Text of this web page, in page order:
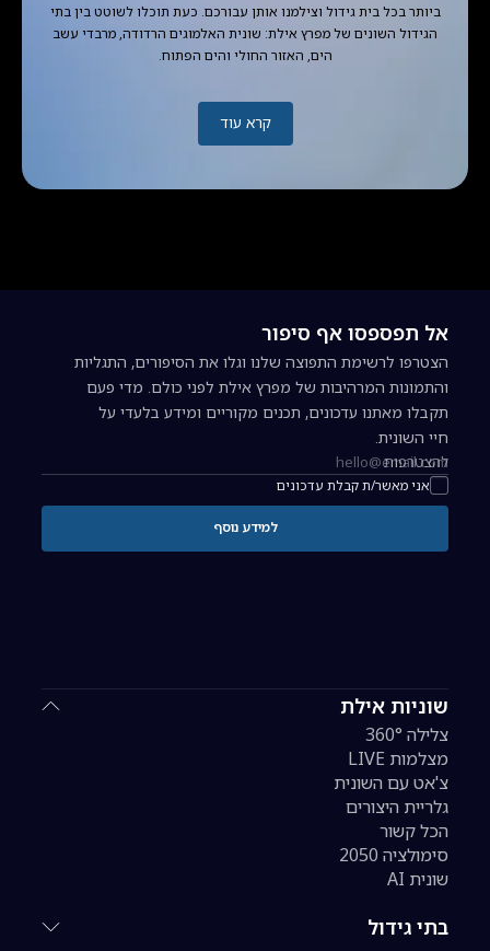
ביותר בכל בית גידול וצילמנו אותן עבורכם. כעת תוכלו לשוטט בין בתי
הגידול השונים של מפרץ אילת: שונית האלמוגים הרדודה, מרבדי עשב
הים, האזור החולי והים הפתוח.
קרא עוד
שוניות אילת
צלילה 360°
מצלמות LIVE
צ'אט עם השונית
גלריית היצורים
הכל קשור
סימולציה 2050
שונית AI
בתי גידול
אל תפספסו אף סיפור
הצטרפו לרשימת התפוצה שלנו וגלו את הסיפורים, התגליות
והתמונות המרהיבות של מפרץ אילת לפני כולם. מדי פעם
תקבלו מאתנו עדכונים, תכנים מקוריים ומידע בלעדי על
חיי השונית.
כתובת אימייל להרשמה לניוזלטר
אני מאשר/ת קבלת עדכונים
להצטרפות
למידע נוסף